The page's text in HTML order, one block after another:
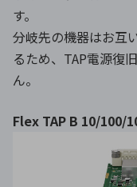
す。
分岐先の機器はお互
るため、TAP電源復
ん。
Flex TAP B 10/100/